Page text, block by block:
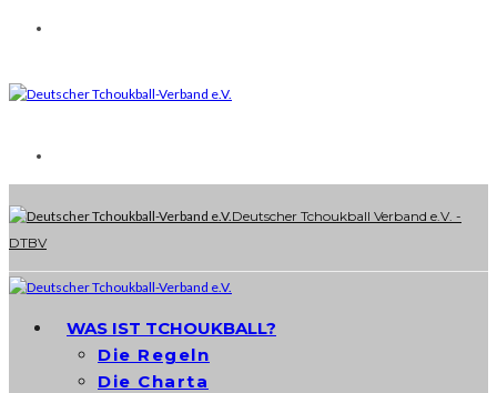
Deutscher Tchoukball Verband e.V. -
DTBV
WAS IST TCHOUKBALL?
Die Regeln
Die Charta